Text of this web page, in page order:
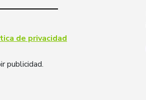
de privacidad
publicidad.